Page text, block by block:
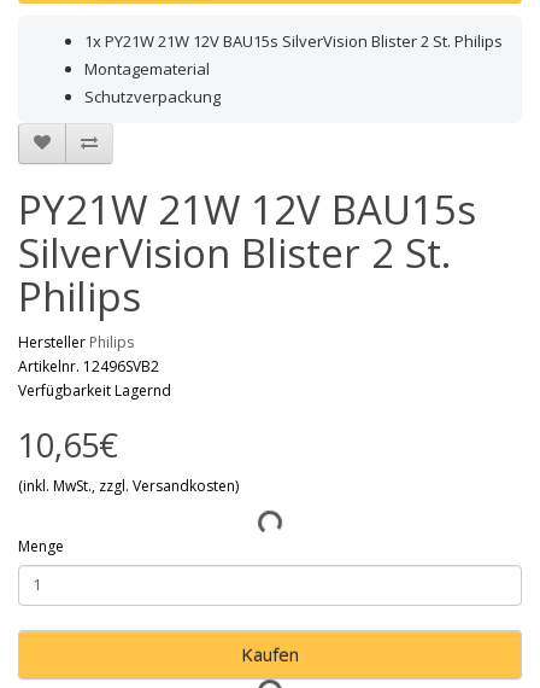
1x PY21W 21W 12V BAU15s SilverVision Blister 2 St. Philips
Montagematerial
Schutzverpackung
PY21W 21W 12V BAU15s
SilverVision Blister 2 St.
Philips
Hersteller Philips
Artikelnr. 12496SVB2
Verfügbarkeit Lagernd
10,65€
(inkl. MwSt., zzgl. Versandkosten)
Menge
Kaufen